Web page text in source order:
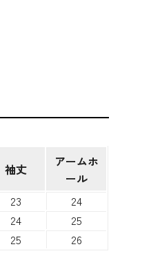
袖丈
アームホ
ール
23
24
24
25
25 26